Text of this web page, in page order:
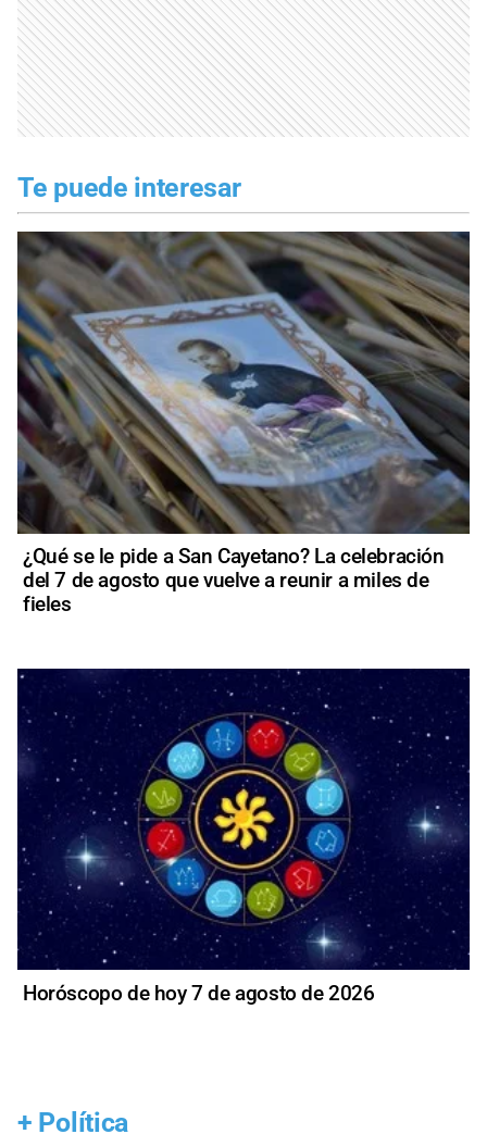
Te puede interesar
¿Qué se le pide a San Cayetano? La celebración
del 7 de agosto que vuelve a reunir a miles de
fieles
Horóscopo de hoy 7 de agosto de 2026
+ Política